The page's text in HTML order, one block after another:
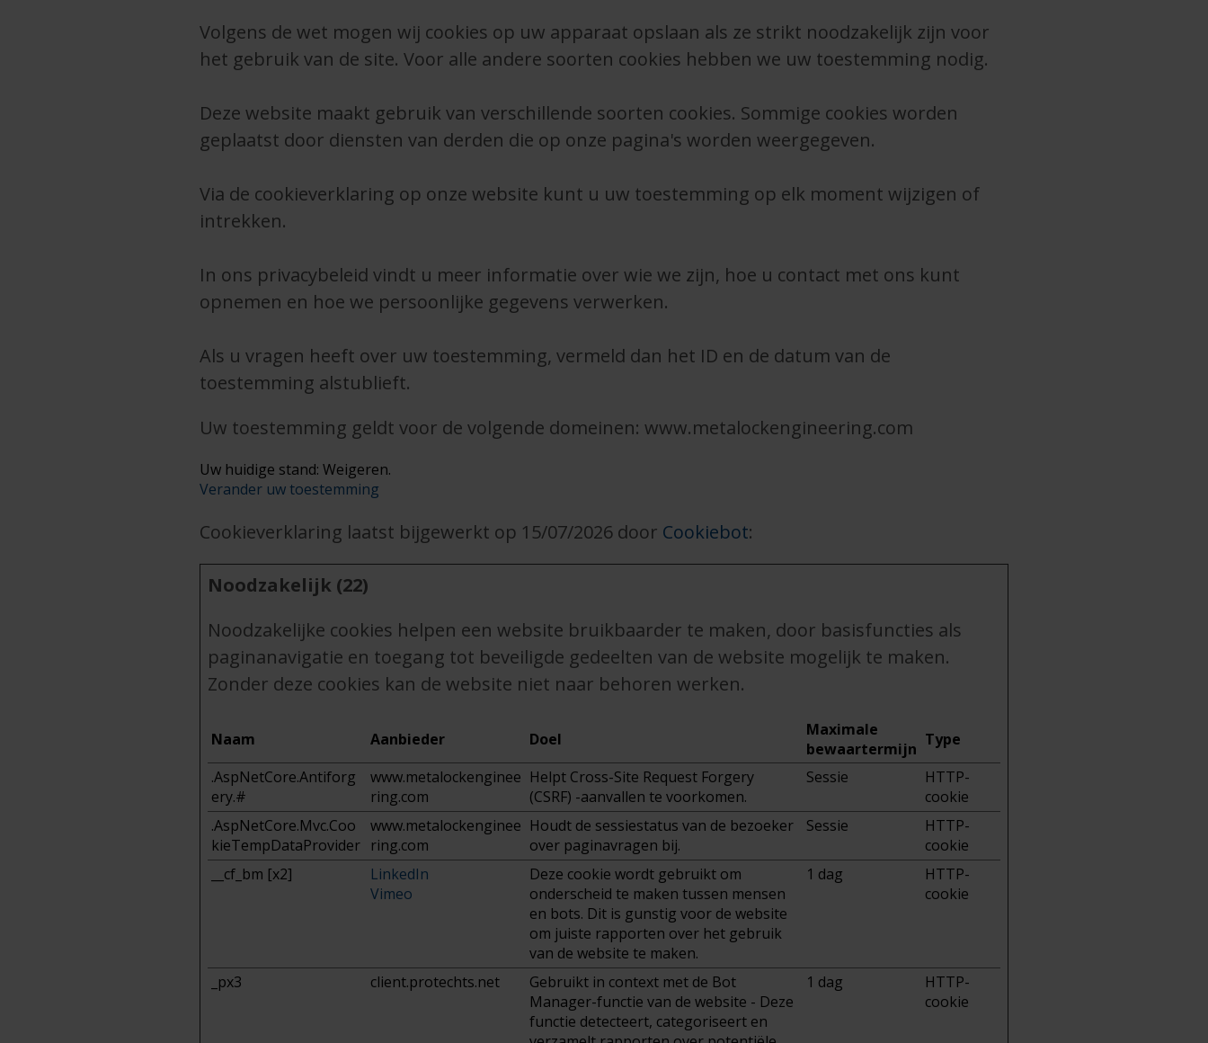
Volgens de wet mogen wij cookies op uw apparaat opslaan als ze strikt noodzakelijk zijn voor
het gebruik van de site. Voor alle andere soorten cookies hebben we uw toestemming nodig.
Deze website maakt gebruik van verschillende soorten cookies. Sommige cookies worden
geplaatst door diensten van derden die op onze pagina's worden weergegeven.
Via de cookieverklaring op onze website kunt u uw toestemming op elk moment wijzigen of
intrekken.
In ons privacybeleid vindt u meer informatie over wie we zijn, hoe u contact met ons kunt
opnemen en hoe we persoonlijke gegevens verwerken.
Als u vragen heeft over uw toestemming, vermeld dan het ID en de datum van de
toestemming alstublieft.
Uw toestemming geldt voor de volgende domeinen: www.metalockengineering.com
Uw huidige stand: Weigeren.
Verander uw toestemming
Cookieverklaring laatst bijgewerkt op 15/07/2026 door Cookiebot:
Noodzakelijk (22)
Noodzakelijke cookies helpen een website bruikbaarder te maken, door basisfuncties als
paginanavigatie en toegang tot beveiligde gedeelten van de website mogelijk te maken.
Zonder deze cookies kan de website niet naar behoren werken.
Naam Aanbieder Doel
Maximale
bewaartermijn Type
.AspNetCore.Antiforg
ery.#
www.metalockenginee
ring.com
Helpt Cross-Site Request Forgery
(CSRF) -aanvallen te voorkomen.
Sessie
HTTP-
cookie
.AspNetCore.Mvc.Coo
kieTempDataProvider
www.metalockenginee
ring.com
Houdt de sessiestatus van de bezoeker
over paginavragen bij.
Sessie
HTTP-
cookie
__cf_bm [x2]
LinkedIn
Vimeo
Deze cookie wordt gebruikt om
onderscheid te maken tussen mensen
en bots. Dit is gunstig voor de website
om juiste rapporten over het gebruik
van de website te maken.
1 dag
HTTP-
cookie
_px3 client.protechts.net
Gebruikt in context met de Bot
Manager-functie van de website - Deze
functie detecteert, categoriseert en
1 dag
HTTP-
cookie